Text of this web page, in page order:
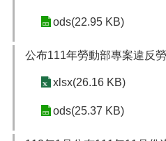
ods(22.95 KB)
公布111年勞動部專案違反
xlsx(26.16 KB)
ods(25.37 KB)